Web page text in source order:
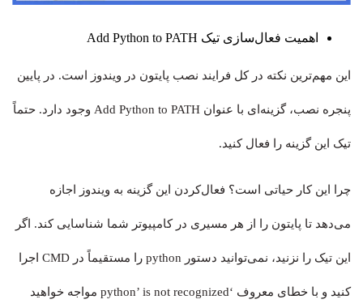
اهمیت فعال‌سازی تیک Add Python to PATH
این مهم‌ترین نکته در کل فرایند نصب پایتون در ویندوز است. در پایین
پنجره نصب، گزینه‌ای با عنوان Add Python to PATH وجود دارد. حتماً
تیک این گزینه را فعال کنید.
چرا این کار حیاتی است؟ فعال‌کردن این گزینه به ویندوز اجازه
می‌دهد تا پایتون را از هر مسیری در کامپیوتر شما شناسایی کند. اگر
این تیک را نزنید، نمی‌توانید دستور python را مستقیماً در CMD اجرا
کنید و با خطای معروف ‘python’ is not recognized مواجه خواهید